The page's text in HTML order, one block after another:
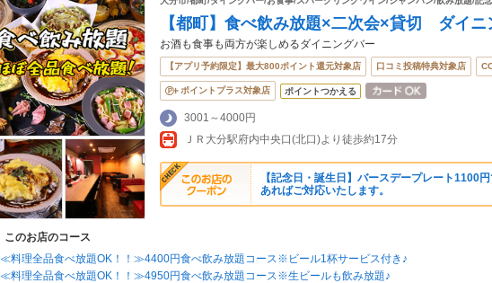
【都町】食べ飲み放題×二次会×貸切 ダイニ
お酒も食事も両方が楽しめるダイニングバー
【アプリ予約限定】最大800ポイント還元対象店 口コミ投稿特典対象店
ポイントプラス対象店 ポイントつかえる
3001～4000円
ＪＲ大分駅府内中央口(北口)より徒歩約17分
【記念日・誕生日】バースデープレート1100
あればご対応いたします。
このお店のコース
≪料理全品食べ放題OK！！≫4400円食べ飲み放題コース※ビール1杯サービス付き♪
≪料理全品食べ放題OK！！≫4950円食べ飲み放題コース※生ビールも飲み放題♪